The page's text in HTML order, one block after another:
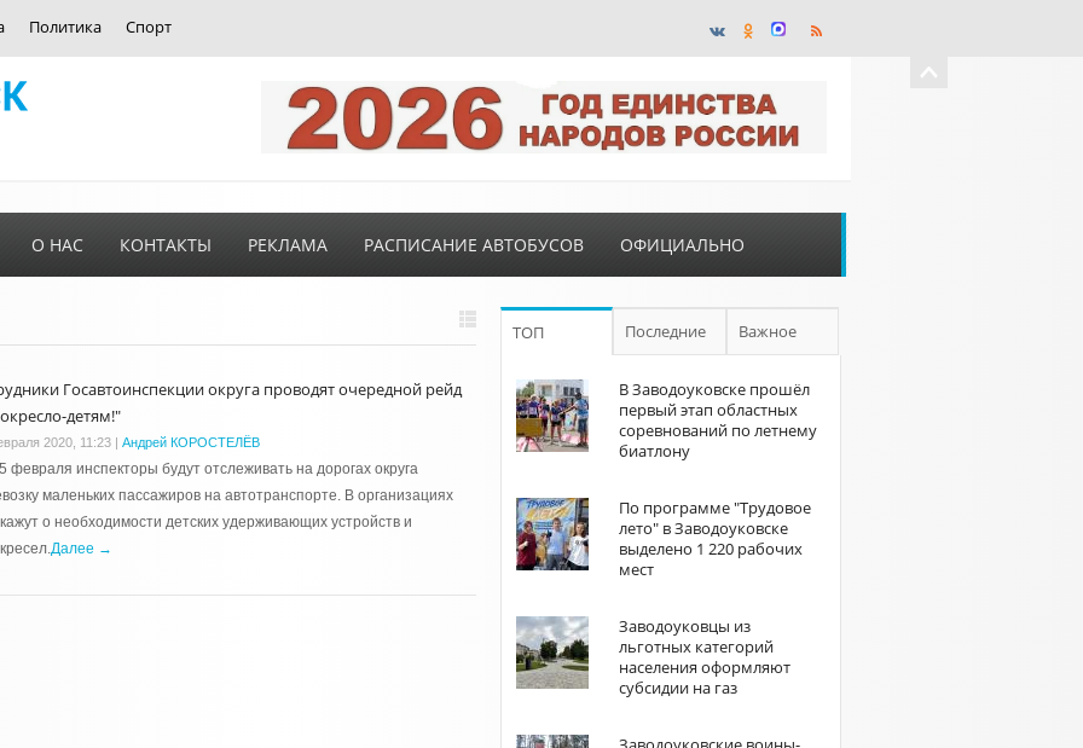
Политика Спорт
О НАС КОНТАКТЫ РЕКЛАМА РАСПИСАНИЕ АВТОБУСОВ ОФИЦИАЛЬНО
Госавтоинспекции округа проводят очередной рейд
детям!"
2020, 11:23 | Андрей КОРОСТЕЛЁВ
февраля инспекторы будут отслеживать на дорогах округа
маленьких пассажиров на автотранспорте. В организациях
о необходимости детских удерживающих устройств и
Далее →
ТОП Последние Важное
В Заводоуковске прошёл
первый этап областных
соревнований по летнему
биатлону
По программе "Трудовое
лето" в Заводоуковске
выделено 1 220 рабочих
мест
Заводоуковцы из
льготных категорий
населения оформляют
субсидии на газ